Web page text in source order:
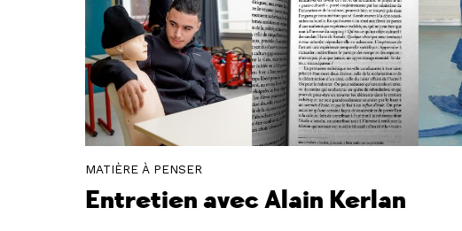
MATIÈRE À PENSER
Entretien avec Alain Kerlan